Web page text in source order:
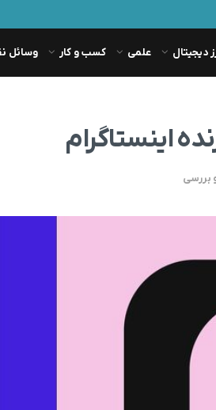
دیجیتال علمی کسب و کار وسائل
بررسی